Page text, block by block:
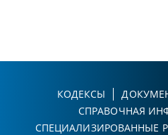
КОДЕКСЫ
СПРАВОЧНАЯ
СПЕЦИАЛИЗИРОВАННЫЕ